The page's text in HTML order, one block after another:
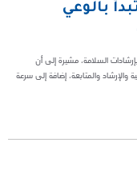
بالوعي
بإرشادات السلامة، مشيرة إلى أن
والمتابعة، إضافة إلى سرعة